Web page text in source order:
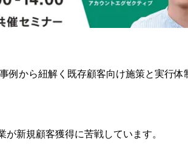
例から紐解く既存顧客向け施策と実行体
新規顧客獲得に苦戦しています。